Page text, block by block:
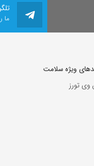
ما
ویژه سلامت
وی تورز